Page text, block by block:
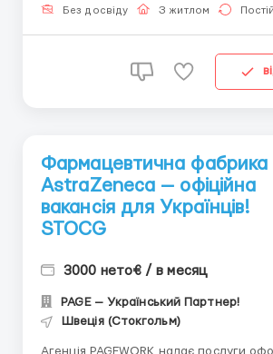
консультацій \ для підбору вакансій:
Без досвіду З житлом
Фармацевтична фабрика
AstraZeneca — офіційна
вакансія для Українців!
STOCG
3000 нето€ / в месяц
PAGE — Український Партнер!
Швеція (Стокгольм)
Агенція PAGEWORK надає послуги